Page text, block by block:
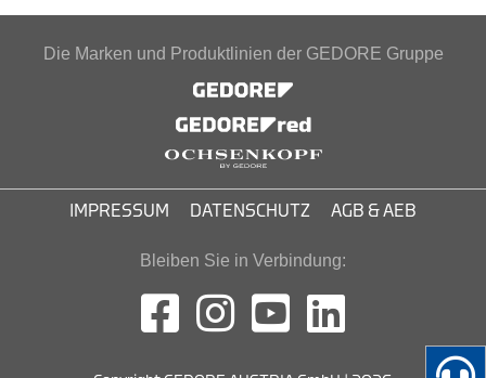
Die Marken und Produktlinien der GEDORE Gruppe
IMPRESSUM DATENSCHUTZ AGB & AEB
Bleiben Sie in Verbindung: